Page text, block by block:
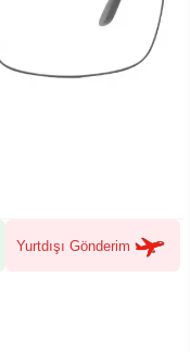
Yurtdışı Gönderim